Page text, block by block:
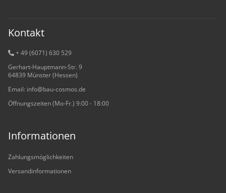
Kontakt
+ 49 (6071) 630 529
Gerhart-Hauptmann-Str. 9
64839 Münster (Hessen)
Email: info@bau-cosmos.de
Öffnungszeiten (Mo-Fr.) 9:00 - 18:00
Informationen
Zahlungsmöglichkeiten
Versandinformationen